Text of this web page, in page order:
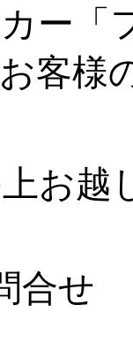
ー「
客様
お越
合せ